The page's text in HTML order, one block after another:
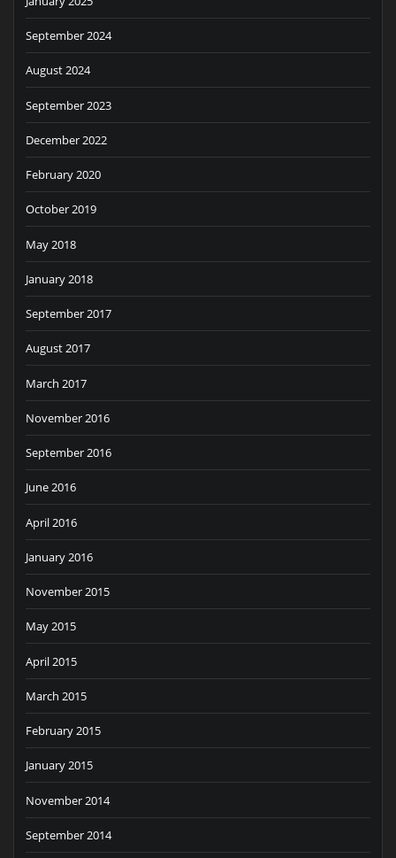
September 2024
August 2024
September 2023
December 2022
February 2020
October 2019
May 2018
January 2018
September 2017
August 2017
March 2017
November 2016
September 2016
June 2016
April 2016
January 2016
November 2015
May 2015
April 2015
March 2015
February 2015
January 2015
November 2014
September 2014